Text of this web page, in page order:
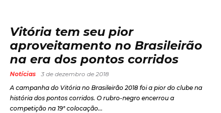
Vitória tem seu pior
aproveitamento no Brasileirão
na era dos pontos corridos
Notícias
3 de dezembro de 2018
A campanha do Vitória no Brasileirão 2018 foi a pior do clube na
história dos pontos corridos. O rubro-negro encerrou a
competição na 19ª colocação...